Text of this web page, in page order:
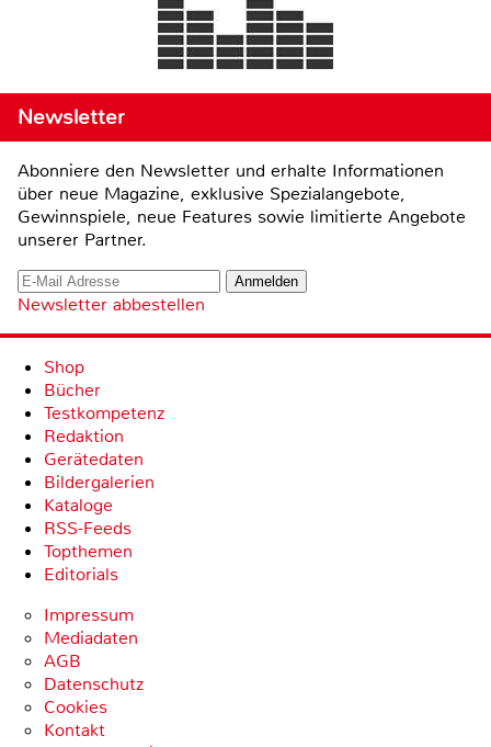
Newsletter
Abonniere den Newsletter und erhalte Informationen
über neue Magazine, exklusive Spezialangebote,
Gewinnspiele, neue Features sowie limitierte Angebote
unserer Partner.
Newsletter abbestellen
Shop
Bücher
Testkompetenz
Redaktion
Gerätedaten
Bildergalerien
Kataloge
RSS-Feeds
Topthemen
Editorials
Impressum
Mediadaten
AGB
Datenschutz
Cookies
Kontakt